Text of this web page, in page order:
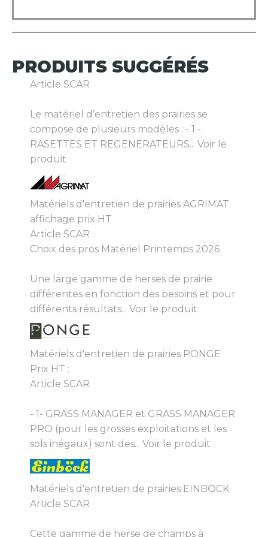
PRODUITS SUGGÉRÉS
Article SCAR
Le matériel d’entretien des prairies se
compose de plusieurs modèles : - 1 -
RASETTES ET REGENERATEURS... Voir le
produit
Matériels d'entretien de prairies AGRIMAT
affichage prix HT
Article SCAR
Choix des pros Matériel Printemps 2026
Une large gamme de herses de prairie
différentes en fonction des besoins et pour
différents résultats... Voir le produit
Matériels d'entretien de prairies PONGE
Prix HT :
Article SCAR
- 1- GRASS MANAGER et GRASS MANAGER
PRO (pour les grosses exploitations et les
sols inégaux) sont des... Voir le produit
Matériels d'entretien de prairies EINBOCK
Article SCAR
Cette gamme de herse de champs à